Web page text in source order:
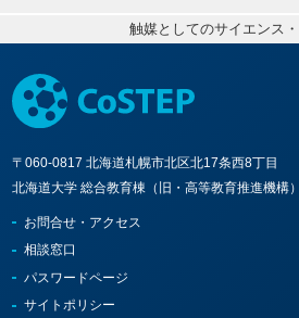
触媒としてのサイエンス
〒060-0817 北海道札幌市北区北17条西8丁目
北海道大学 総合教育棟（旧・高等教育推進機構
お問合せ・アクセス
相談窓口
パスワードページ
サイトポリシー